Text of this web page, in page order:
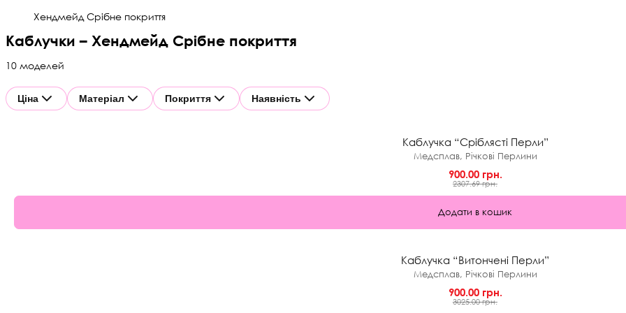
Хендмейд Срібне покриття
Каблучки – Хендмейд Срібне покриття
10 моделей
Ціна Матеріал Покриття Наявність
Каблучка “Сріблясті Перли”
Медсплав, Річкові Перлини
900.00 грн.
2307.69 грн.
Додати в кошик
★0.0 (0)
Каблучка “Витончені Перли”
Медсплав, Річкові Перлини
900.00 грн.
3025.00 грн.